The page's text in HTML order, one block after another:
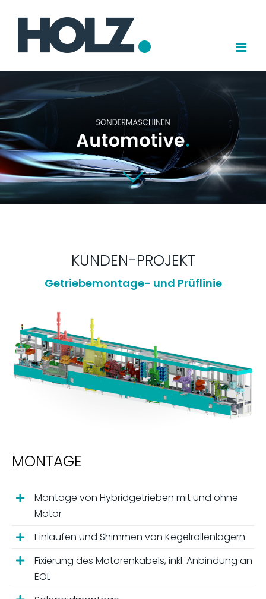
springen
KUNDEN-PROJEKT
Getriebemontage- und Prüflinie
MONTAGE
Montage von Hybridgetrieben mit und ohne
Motor
Einlaufen und Shimmen von Kegelrollenlagern
Fixierung des Motorenkabels, inkl. Anbindung an
EOL